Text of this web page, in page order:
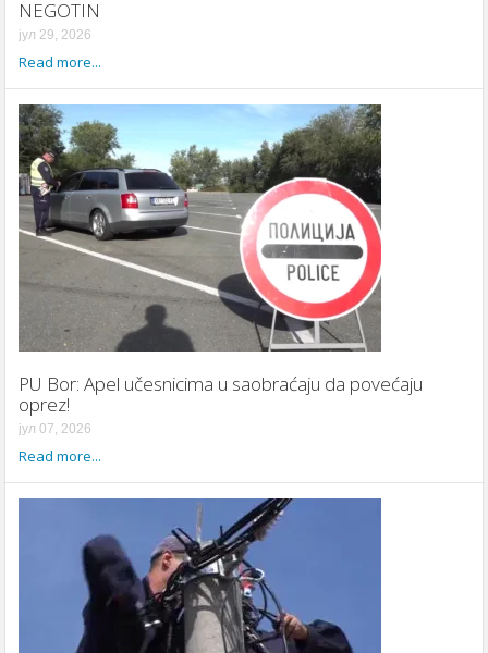
NEGOTIN
јул 29, 2026
Read more...
PU Bor: Apel učesnicima u saobraćaju da povećaju
oprez!
јул 07, 2026
Read more...